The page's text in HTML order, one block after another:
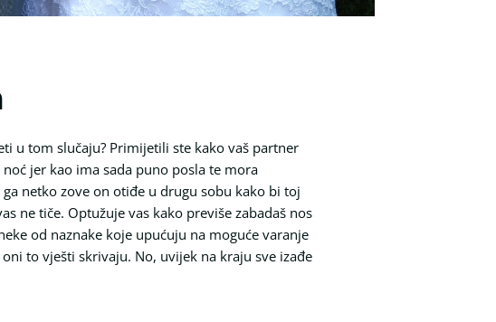
u tom slučaju? Primijetili ste kako vaš partner
jer kao ima sada puno posla te mora
netko zove on otiđe u drugu sobu kako bi toj
ne tiče. Optužuje vas kako previše zabadaš nos
od naznake koje upućuju na moguće varanje
to vješti skrivaju. No, uvijek na kraju sve izađe